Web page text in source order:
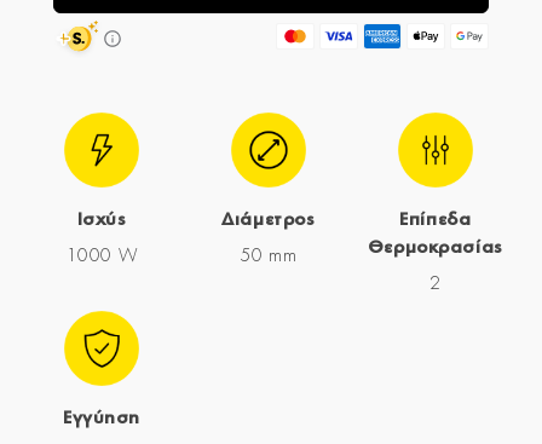
Ισχύς
1000 W
Διάμετρος
50 mm
Επίπεδα
Θερμοκρασίας
2
Εγγύηση